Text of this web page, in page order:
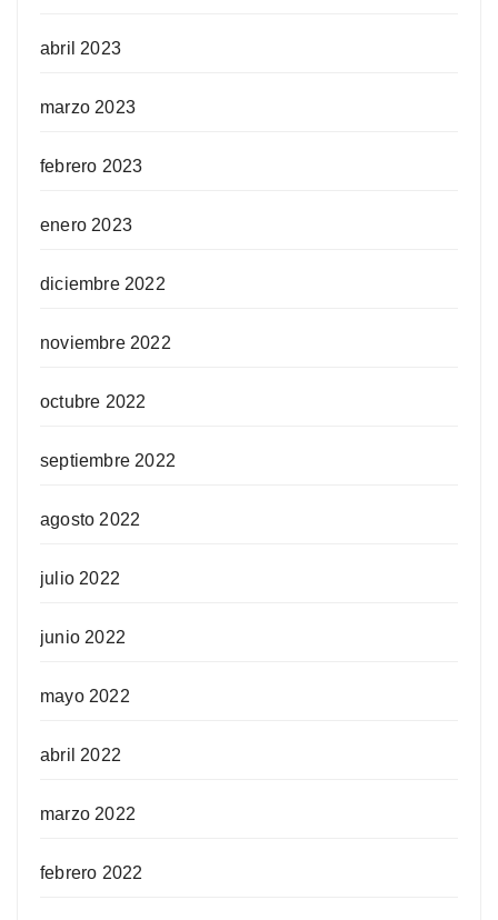
abril 2023
marzo 2023
febrero 2023
enero 2023
diciembre 2022
noviembre 2022
octubre 2022
septiembre 2022
agosto 2022
julio 2022
junio 2022
mayo 2022
abril 2022
marzo 2022
febrero 2022